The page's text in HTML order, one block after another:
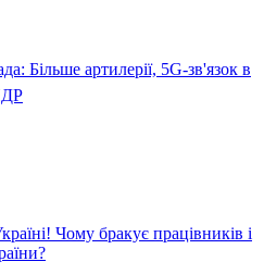
Більше артилерії, 5G-зв'язок в
Чому бракує працівників і